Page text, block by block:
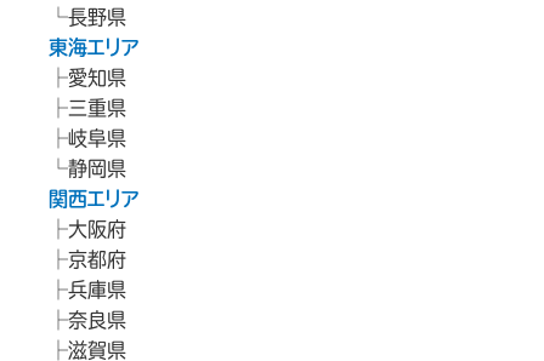
長野県
東海エリア
愛知県
三重県
岐阜県
静岡県
関西エリア
大阪府
京都府
兵庫県
奈良県
滋賀県